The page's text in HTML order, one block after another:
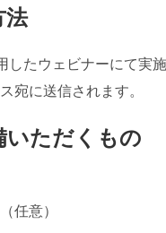
法
したウェビナーにて実
宛に送信されます。
いただくもの
任意）